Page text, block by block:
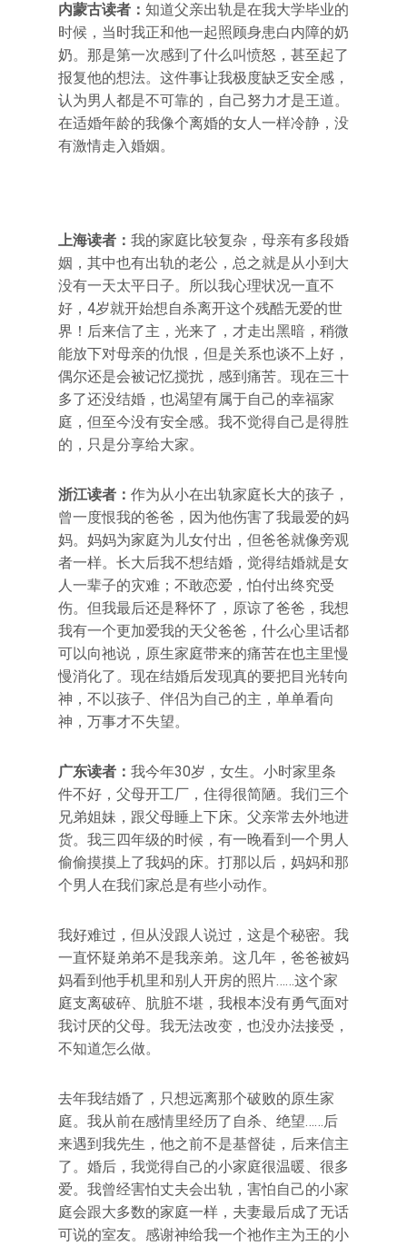
内蒙古读者： 知道父亲出轨是在我大学毕业的
时候，当时我正和他一起照顾身患白内障的奶
奶。那是第一次感到了什么叫愤怒，甚至起了
报复他的想法。这件事让我极度缺乏安全感，
认为男人都是不可靠的，自己努力才是王道。
在适婚年龄的我像个离婚的女人一样冷静，没
有激情走入婚姻。
上海读者： 我的家庭比较复杂，母亲有多段婚
姻，其中也有出轨的老公，总之就是从小到大
没有一天太平日子。所以我心理状况一直不
好，4岁就开始想自杀离开这个残酷无爱的世
界！后来信了主，光来了，才走出黑暗，稍微
能放下对母亲的仇恨，但是关系也谈不上好，
偶尔还是会被记忆搅扰，感到痛苦。现在三十
多了还没结婚，也渴望有属于自己的幸福家
庭，但至今没有安全感。我不觉得自己是得胜
的，只是分享给大家。
浙江读者： 作为从小在出轨家庭长大的孩子，
曾一度恨我的爸爸，因为他伤害了我最爱的妈
妈。妈妈为家庭为儿女付出，但爸爸就像旁观
者一样。长大后我不想结婚，觉得结婚就是女
人一辈子的灾难；不敢恋爱，怕付出终究受
伤。但我最后还是释怀了，原谅了爸爸，我想
我有一个更加爱我的天父爸爸，什么心里话都
可以向祂说，原生家庭带来的痛苦在也主里慢
慢消化了。现在结婚后发现真的要把目光转向
神，不以孩子、伴侣为自己的主，单单看向
神，万事才不失望。
广东读者： 我今年30岁，女生。小时家里条
件不好，父母开工厂，住得很简陋。我们三个
兄弟姐妹，跟父母睡上下床。父亲常去外地进
货。我三四年级的时候，有一晚看到一个男人
偷偷摸摸上了我妈的床。打那以后，妈妈和那
个男人在我们家总是有些小动作。
我好难过，但从没跟人说过，这是个秘密。我
一直怀疑弟弟不是我亲弟。这几年，爸爸被妈
妈看到他手机里和别人开房的照片……这个家
庭支离破碎、肮脏不堪，我根本没有勇气面对
我讨厌的父母。我无法改变，也没办法接受，
不知道怎么做。
去年我结婚了，只想远离那个破败的原生家
庭。我从前在感情里经历了自杀、绝望……后
来遇到我先生，他之前不是基督徒，后来信主
了。婚后，我觉得自己的小家庭很温暖、很多
爱。我曾经害怕丈夫会出轨，害怕自己的小家
庭会跟大多数的家庭一样，夫妻最后成了无话
可说的室友。感谢神给我一个祂作主为王的小